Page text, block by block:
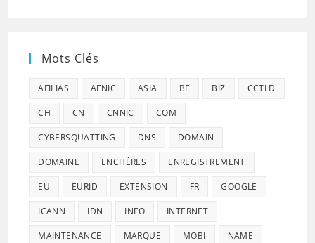
Mots Clés
AFILIAS AFNIC ASIA BE BIZ CCTLD
CH CN CNNIC COM
CYBERSQUATTING DNS DOMAIN
DOMAINE ENCHÈRES ENREGISTREMENT
EU EURID EXTENSION FR GOOGLE
ICANN IDN INFO INTERNET
MAINTENANCE MARQUE MOBI NAME